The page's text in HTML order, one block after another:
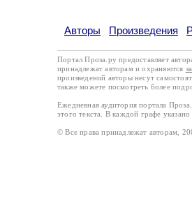
Авторы Произведения
Портал Проза.ру предоставляет
принадлежат авторам и охраняются
произведений авторы несут
также можете посмотреть более
Ежедневная аудитория портала
этого текста. В каждой графе
© Все права принадлежат авторам,